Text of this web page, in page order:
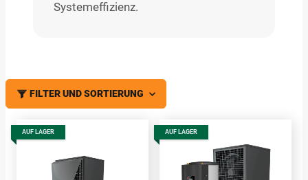
Systemeffizienz.
FILTER UND SORTIERUNG
AUF LAGER AUF LAGER